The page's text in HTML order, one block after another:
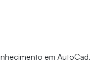
em AutoCad.